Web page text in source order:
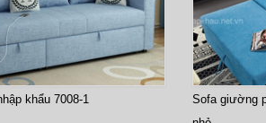
Sofa giường phòng khách 208-1cho căn hộ